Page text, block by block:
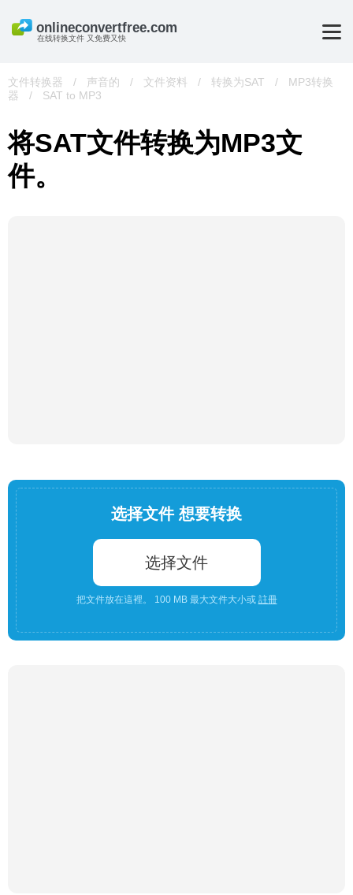
在线转换文件 又免费又快
文件转换器 / 声音的 / 文件资料 / 转换为SAT /
MP3转换
器
/ SAT to MP3
将SAT文件转换为MP3文
件。
选择文件 想要转换
选择文件
把文件放在這裡。 100 MB 最大文件大小或 註冊